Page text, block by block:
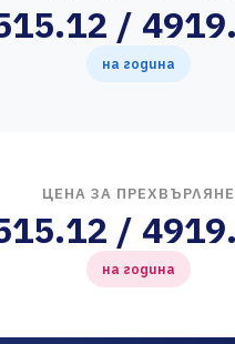
/
на година
ЦЕНА ЗА ПРЕХВЪРЛЯНЕ
/
на година